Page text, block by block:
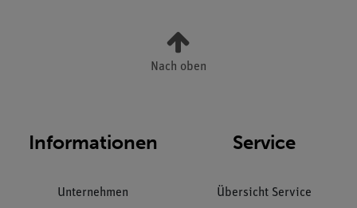
Nach oben
Informationen
Unternehmen
Service
Übersicht Service